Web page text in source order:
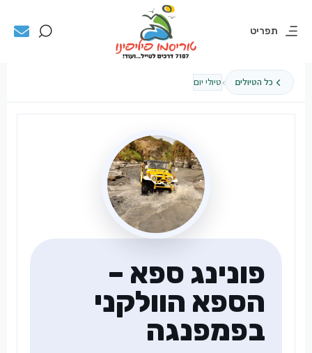
תפריט
כל הטיולים ›טיולי יום
פונינג ספא –
הספא הוולקני
בפמפנגה